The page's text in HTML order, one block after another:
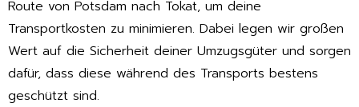
Route von Potsdam nach Tokat, um deine
Transportkosten zu minimieren. Dabei legen wir großen
Wert auf die Sicherheit deiner Umzugsgüter und sorgen
dafür, dass diese während des Transports bestens
geschützt sind.